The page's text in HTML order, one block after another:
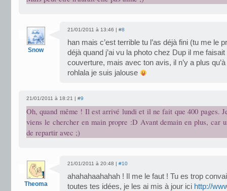
Snow
21/01/2011 à 13:46 | #8
han mais c’est terrible tu l’as déjà fini (tu me le
déjà quand j’ai vu la photo chez Dup il me faisait
couverture, mais avec ton avis, il n’y a plus
rohlala je suis jalouse
21/01/2011 à 18:21 | #9
Oh, quand même ! Il est arrivé lundi et il ne fait que 400 pages.
viens le chercher en main propre :D Avant demain en plus, car
de repartir avec ;)
Theoma
21/01/2011 à 20:48 | #10
ahahahaahahah ! Il me le faut ! Tu es trop
toutes tes idées, je les ai mis à jour ici http://